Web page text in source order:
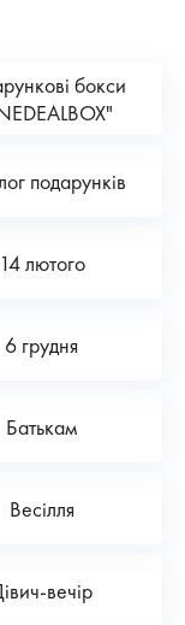
бокси
подарунків
14 лютого
6 грудня
Батькам
Весілля
вечір